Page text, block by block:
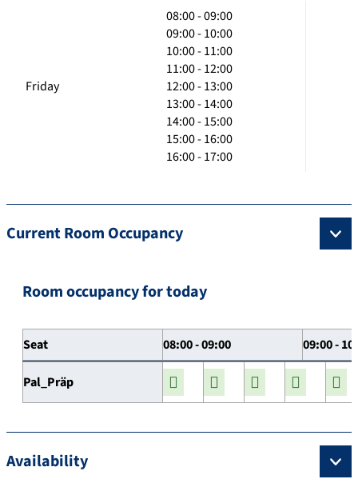
Friday
08:00 - 09:00
09:00 - 10:00
10:00 - 11:00
11:00 - 12:00
12:00 - 13:00
13:00 - 14:00
14:00 - 15:00
15:00 - 16:00
16:00 - 17:00
Current Room Occupancy
Room occupancy for today
Seat 08:00 - 09:00 09:00 -
Pal_Präp
Availability